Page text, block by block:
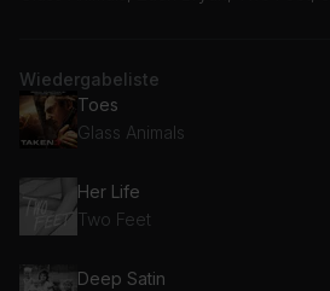
Wiedergabeliste
Toes
Glass Animals
Her Life
Two Feet
Deep Satin